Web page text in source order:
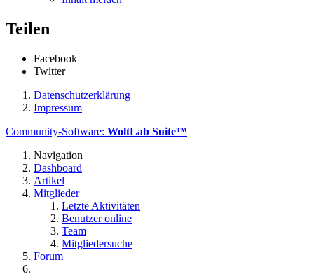
Teilen
Facebook
Twitter
Datenschutzerklärung
Impressum
Community-Software: WoltLab Suite™
Navigation
Dashboard
Artikel
Mitglieder
Letzte Aktivitäten
Benutzer online
Team
Mitgliedersuche
Forum